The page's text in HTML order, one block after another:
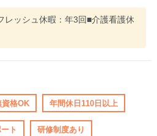
レッシュ休暇：年3回■介護看護休
資格OK 年間休日110日以上
ト 研修制度あり